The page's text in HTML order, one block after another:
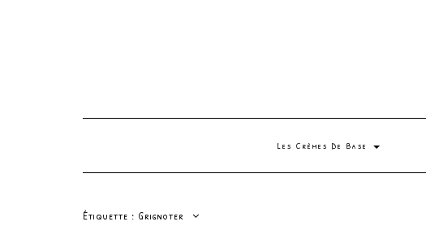
Les Crèmes De Base
Étiquette : Grignoter